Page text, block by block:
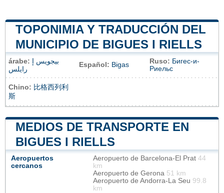
TOPONIMIA Y TRADUCCIÓN DEL
MUNICIPIO DE BIGUES I RIELLS
árabe:
بيجويس إ
رايلس
Español: Bigas Ruso: Бигес-и-
Риельс
Chino: 比格西列利
斯
MEDIOS DE TRANSPORTE EN
BIGUES I RIELLS
Aeropuertos
cercanos
Aeropuerto de Barcelona-El Prat 44
km
Aeropuerto de Gerona 51 km
Aeropuerto de Andorra-La Seu 99.8
km